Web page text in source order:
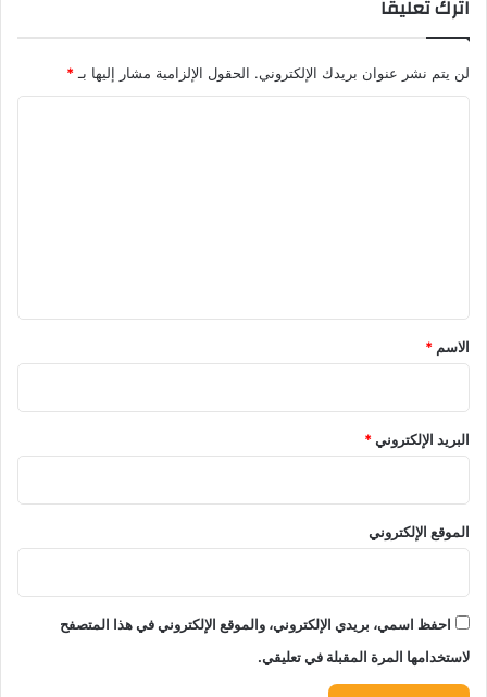
اترك تعليقاً
لن يتم نشر عنوان بريدك الإلكتروني. الحقول الإلزامية مشار إليها بـ *
*
الاسم *
البريد الإلكتروني*
الموقع الإلكتروني
احفظ اسمي، بريدي الإلكتروني، والموقع الإلكتروني في هذا المتصفح
لاستخدامها المرة المقبلة في تعليقي.